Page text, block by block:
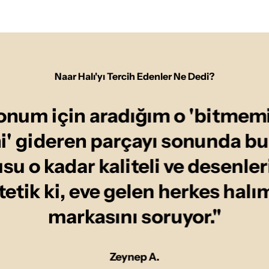
Naar Halı'yı Tercih Edenler Ne Dedi?
için aradığım o
gideren parçayı sonunda
o kadar kaliteli ve
ki, eve gelen herkes
markasını soruyor."
Zeynep A.